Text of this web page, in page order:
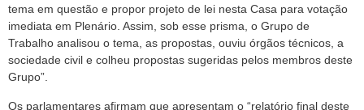
tema em questão e propor projeto de lei nesta Casa para votação
imediata em Plenário. Assim, sob esse prisma, o Grupo de
Trabalho analisou o tema, as propostas, ouviu órgãos técnicos, a
sociedade civil e colheu propostas sugeridas pelos membros deste
Grupo”.
Os parlamentares afirmam que apresentam o “relatório final deste